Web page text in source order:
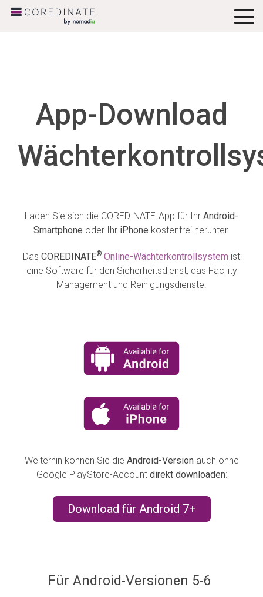
App-Download
Laden Sie sich die COREDINATE-App für Ihr Android-
Smartphone oder Ihr iPhone kostenfrei herunter.
Das COREDINATE® Online-Wächterkontrollsystem ist
eine Software für den Sicherheitsdienst, das Facility
Management und Reinigungsdienste.
Weiterhin können Sie die Android-Versionauch ohne
Google PlayStore-Account direkt downloaden:
Download für Android 7+
Für Android-Versionen 5-6